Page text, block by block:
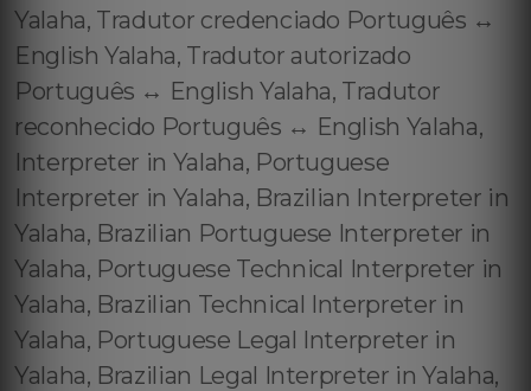
Yalaha, Tradutor credenciado Português ↔️
English Yalaha, Tradutor autorizado
Português ↔️ English Yalaha, Tradutor
reconhecido Português ↔️ English Yalaha,
Interpreter in Yalaha, Portuguese
Interpreter in Yalaha, Brazilian Interpreter in
Yalaha, Brazilian Portuguese Interpreter in
Yalaha, Portuguese Technical Interpreter in
Yalaha, Brazilian Technical Interpreter in
Yalaha, Portuguese Legal Interpreter in
Yalaha, Brazilian Legal Interpreter in Yalaha,